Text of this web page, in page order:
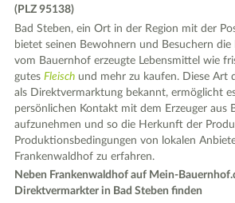
(PLZ 95138)
Bad Steben, ein Ort in der Region mit der
bietet seinen Bewohnern und Besuchern
vom Bauernhof erzeugte Lebensmittel wie
gutesFleisch und mehr zu kaufen. Diese Art
als Direktvermarktung bekannt, ermöglicht
persönlichen Kontakt mit dem Erzeuger aus
aufzunehmen und so die Herkunft der
Produktionsbedingungen von lokalen
Frankenwaldhof zu erfahren.
Neben Frankenwaldhof auf Mein-
Direktvermarkter in Bad Steben finden